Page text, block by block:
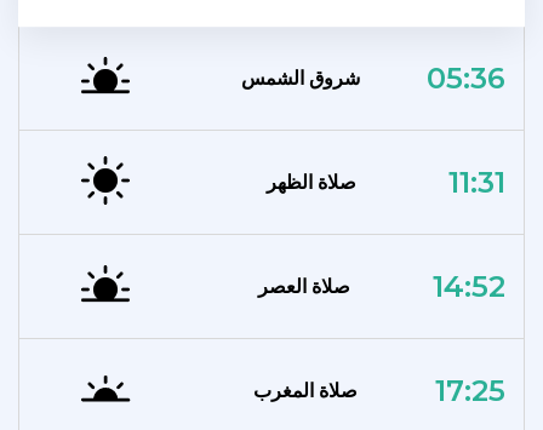
شروق الشمس 05:36
صلاة الظهر 11:31
صلاة العصر 14:52
صلاة المغرب 17:25